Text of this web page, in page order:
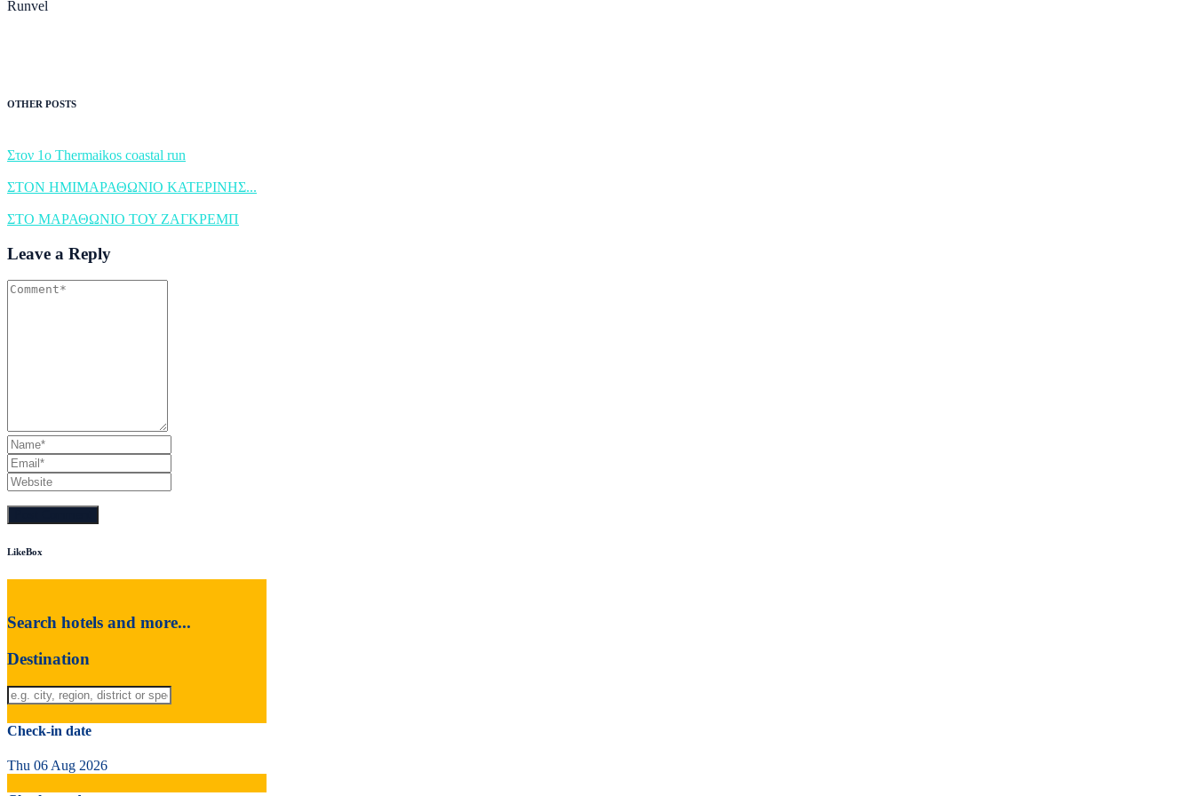
Runvel
OTHER POSTS
Στον 1ο Thermaikos coastal run
ΣΤΟΝ ΗΜΙΜΑΡΑΘΩΝΙΟ ΚΑΤΕΡΙΝΗΣ...
ΣΤΟ ΜΑΡΑΘΩΝΙΟ ΤΟΥ ΖΑΓΚΡΕΜΠ
Leave a Reply
LikeBox
Search hotels and more...
Destination
Check-in date
Thu 06 Aug 2026